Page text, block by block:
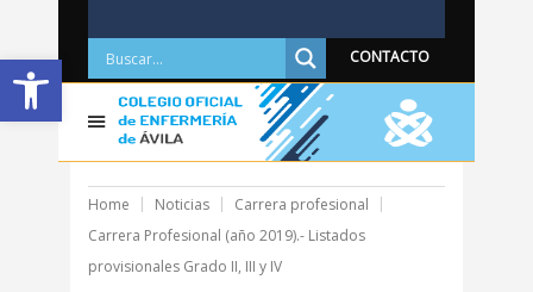
Abrir barra de herramientas CONTACTO
Home Noticias
Carrera profesional
Carrera Profesional (año 2019).- Listados
provisionales Grado II, III y IV